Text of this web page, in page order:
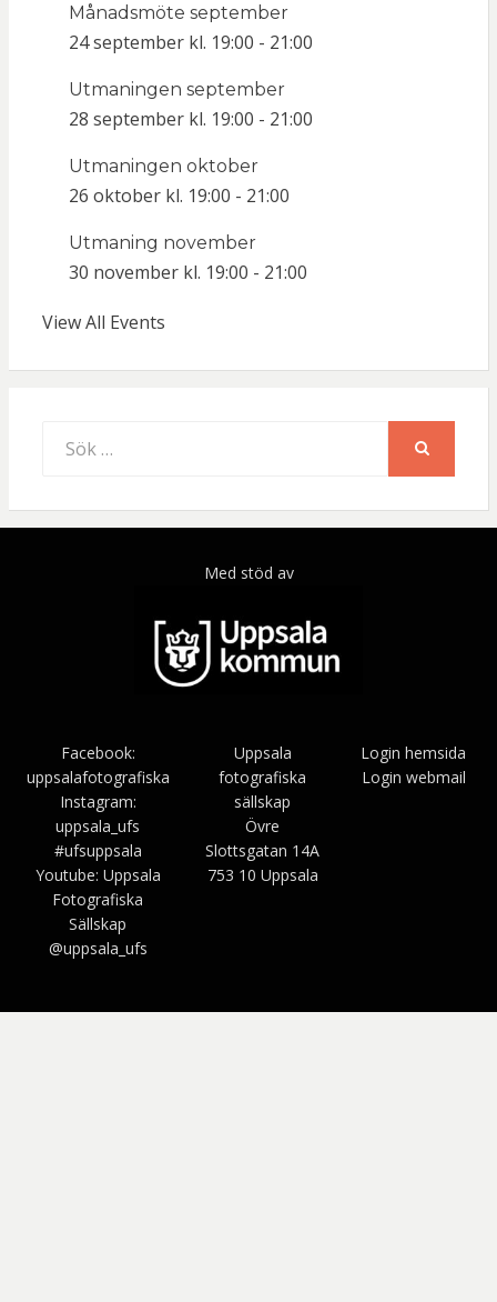
Månadsmöte september
24 september kl. 19:00 - 21:00
Utmaningen september
28 september kl. 19:00 - 21:00
Utmaningen oktober
26 oktober kl. 19:00 - 21:00
Utmaning november
30 november kl. 19:00 - 21:00
View All Events
efter:
Med stöd av
Facebook:
uppsalafotografiska
Instagram:
uppsala_ufs
#ufsuppsala
Youtube: Uppsala
Fotografiska
Sällskap
@uppsala_ufs
Uppsala
fotografiska
sällskap
Övre
Slottsgatan 14A
753 10 Uppsala
Login hemsida
Login webmail